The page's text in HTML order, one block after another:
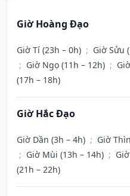
Giờ Hoàng Đạo
Giờ Tí (23h – 0h) ; Giờ Sửu
; Giờ Ngọ (11h – 12h) ;
(17h – 18h)
Giờ Hắc Đạo
Giờ Dần (3h – 4h) ; Giờ
; Giờ Mùi (13h – 14h) ;
(21h – 22h)